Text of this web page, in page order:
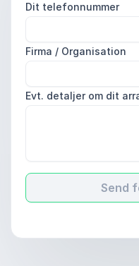
Dit telefonnummer
Firma / Organisation
Evt. detaljer om dit
Send